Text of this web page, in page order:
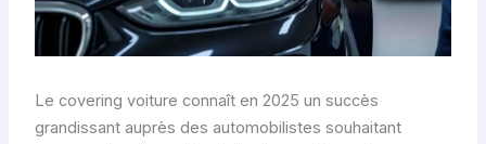
Le covering voiture connaît en 2025 un succès
grandissant auprès des automobilistes souhaitant